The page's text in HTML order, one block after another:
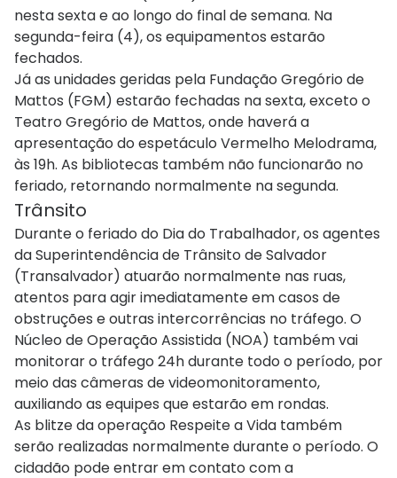
nesta sexta e ao longo do final de semana. Na
segunda-feira (4), os equipamentos estarão
fechados.
Já as unidades geridas pela Fundação Gregório de
Mattos (FGM) estarão fechadas na sexta, exceto o
Teatro Gregório de Mattos, onde haverá a
apresentação do espetáculo Vermelho Melodrama,
às 19h. As bibliotecas também não funcionarão no
feriado, retornando normalmente na segunda.
Trânsito
Durante o feriado do Dia do Trabalhador, os agentes
da Superintendência de Trânsito de Salvador
(Transalvador) atuarão normalmente nas ruas,
atentos para agir imediatamente em casos de
obstruções e outras intercorrências no tráfego. O
Núcleo de Operação Assistida (NOA) também vai
monitorar o tráfego 24h durante todo o período, por
meio das câmeras de videomonitoramento,
auxiliando as equipes que estarão em rondas.
As blitze da operação Respeite a Vida também
serão realizadas normalmente durante o período. O
cidadão pode entrar em contato com a